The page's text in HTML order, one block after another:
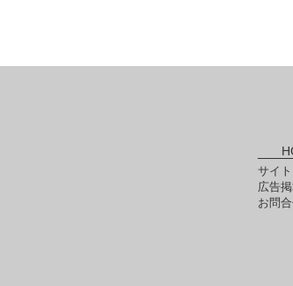
サイ
広告
お問